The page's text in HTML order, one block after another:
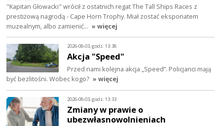
"Kapitan Głowacki" wrócił z ostatnich regat The Tall Ships Races z
prestiżową nagrodą - Cape Horn Trophy. Miał zostać eksponatem
muzealnym, albo zamienić… » więcej
2026-08-03, godz. 13:38
Akcja "Speed"
Przed nami kolejna akcja „Speed”. Policjanci mają
być bezlitośni. Wobec kogo? » więcej
2026-08-03, godz. 13:33
Zmiany w prawie o
ubezwłasnowolnieniach